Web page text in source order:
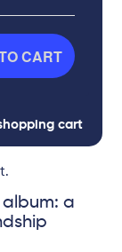
CART
cart
a